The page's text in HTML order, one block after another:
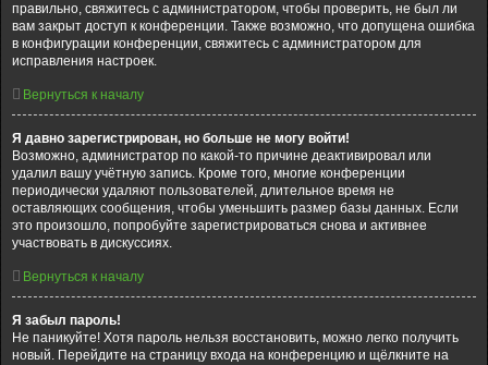
правильно, свяжитесь с администратором, чтобы проверить, не был ли
вам закрыт доступ к конференции. Также возможно, что допущена ошибка
в конфигурации конференции, свяжитесь с администратором для
исправления настроек.
Вернуться к началу
Я давно зарегистрирован, но больше не могу войти!
Возможно, администратор по какой-то причине деактивировал или
удалил вашу учётную запись. Кроме того, многие конференции
периодически удаляют пользователей, длительное время не
оставляющих сообщения, чтобы уменьшить размер базы данных. Если
это произошло, попробуйте зарегистрироваться снова и активнее
участвовать в дискуссиях.
Вернуться к началу
Я забыл пароль!
Не паникуйте! Хотя пароль нельзя восстановить, можно легко получить
новый. Перейдите на страницу входа на конференцию и щёлкните на